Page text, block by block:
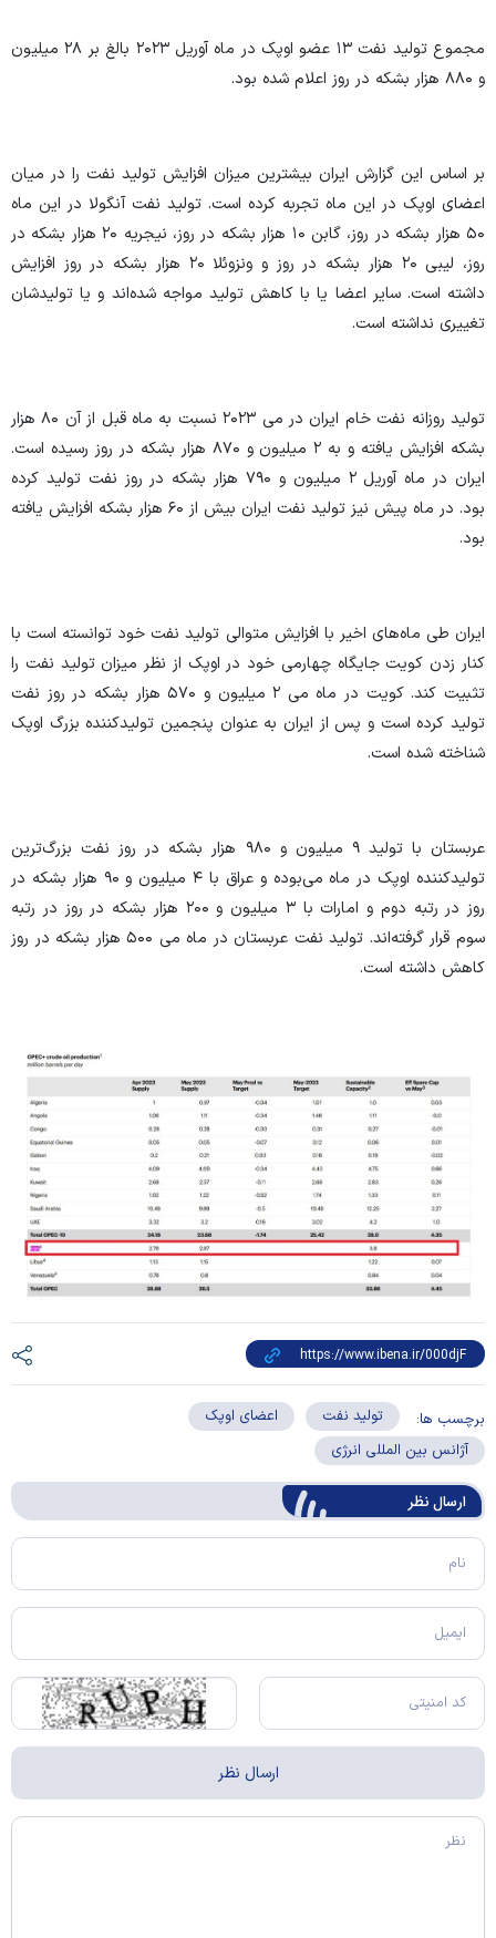
مجموع تولید نفت ۱۳ عضو اوپک در ماه آوریل ۲۰۲۳ بالغ بر ۲۸ میلیون
و ۸۸۰ هزار بشکه در روز اعلام شده بود.
بر اساس این گزارش ایران بیشترین میزان افزایش تولید نفت را در میان
اعضای اوپک در این ماه تجربه کرده است. تولید نفت آنگولا در این ماه
۵۰ هزار بشکه در روز، گابن ۱۰ هزار بشکه در روز، نیجریه ۲۰ هزار بشکه در
روز، لیبی ۲۰ هزار بشکه در روز و ونزوئلا ۲۰ هزار بشکه در روز افزایش
داشته است. سایر اعضا یا با کاهش تولید مواجه شده‌اند و یا تولیدشان
تغییری نداشته است.
تولید روزانه نفت خام ایران در می ۲۰۲۳ نسبت به ماه قبل از آن ۸۰ هزار
بشکه افزایش یافته و به ۲ میلیون و ۸۷۰ هزار بشکه در روز رسیده است.
ایران در ماه آوریل ۲ میلیون و ۷۹۰ هزار بشکه در روز نفت تولید کرده
بود. در ماه پیش نیز تولید نفت ایران بیش از ۶۰ هزار بشکه افزایش یافته
بود.
ایران طی ماه‌های اخیر با افزایش متوالی تولید نفت خود توانسته است با
کنار زدن کویت جایگاه چهارمی خود در اوپک از نظر میزان تولید نفت را
تثبیت کند. کویت در ماه می ۲ میلیون و ۵۷۰ هزار بشکه در روز نفت
تولید کرده است و پس از ایران به عنوان پنجمین تولیدکننده بزرگ اوپک
شناخته شده است.
عربستان با تولید ۹ میلیون و ۹۸۰ هزار بشکه در روز نفت بزرگ‌ترین
تولیدکننده اوپک در ماه می‌بوده و عراق با ۴ میلیون و ۹۰ هزار بشکه در
روز در رتبه دوم و امارات با ۳ میلیون و ۲۰۰ هزار بشکه در روز در رتبه
سوم قرار گرفته‌اند. تولید نفت عربستان در ماه می ۵۰۰ هزار بشکه در روز
کاهش داشته است.
برچسب ها: تولید نفت
اعضای اوپک
آژانس بین المللی انرژی
ارسال‌ نظر